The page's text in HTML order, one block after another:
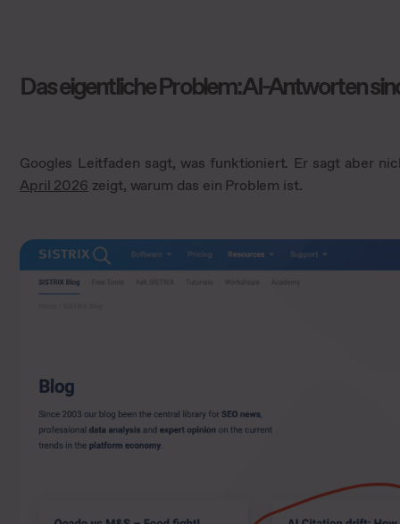
Das eigentliche Problem: AI-Antworten
Googles Leitfaden sagt, was funktioniert. Er sagt aber
April 2026 zeigt, warum das ein Problem ist.